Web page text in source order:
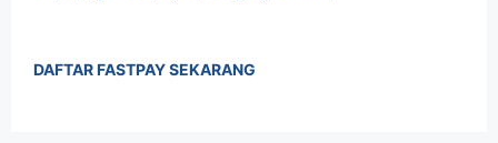
DAFTAR FASTPAY SEKARANG